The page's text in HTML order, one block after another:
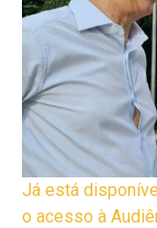
Já está
o acesso à